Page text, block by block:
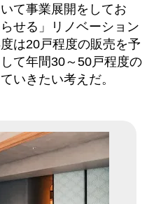
て事業展開をしてお
せる」リノベーション
は20戸程度の販売を予
て年間30～50戸程度の
いきたい考えだ。